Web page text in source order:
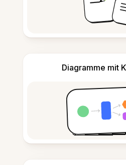
Diagramme mit